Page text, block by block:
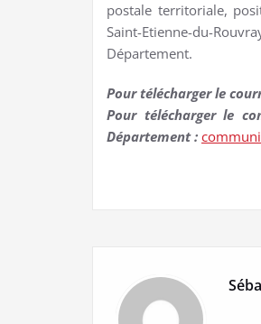
postale territoriale,
Saint-Etienne-du-
Département.
Pour télécharger le
Pour télécharger le
Département :